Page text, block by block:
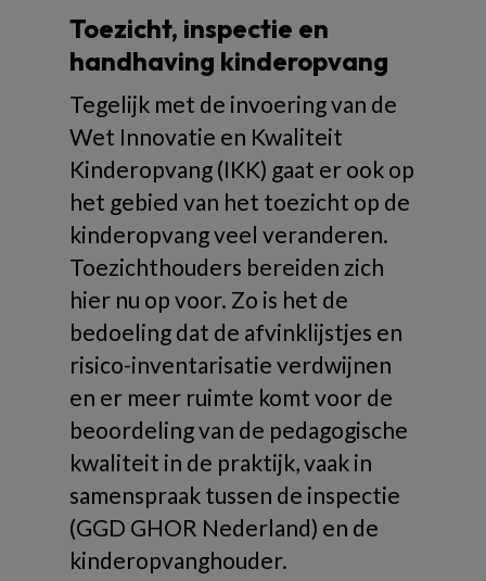
Toezicht, inspectie en
handhaving kinderopvang
Tegelijk met de invoering van de
Wet Innovatie en Kwaliteit
Kinderopvang (IKK) gaat er ook op
het gebied van het toezicht op de
kinderopvang veel veranderen.
Toezichthouders bereiden zich
hier nu op voor. Zo is het de
bedoeling dat de afvinklijstjes en
risico-inventarisatie verdwijnen
en er meer ruimte komt voor de
beoordeling van de pedagogische
kwaliteit in de praktijk, vaak in
samenspraak tussen de inspectie
(GGD GHOR Nederland) en de
kinderopvanghouder.